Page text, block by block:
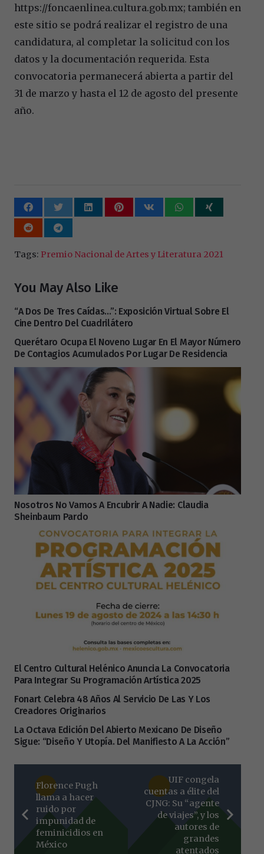
https://foncaenlinea.cultura.gob.mx; también en
este sitio se podrá realizar el registro de una
candidatura, al completar la solicitud con los
datos y la documentación requerida. Esta
convocatoria permanecerá abierta a partir del
31 de marzo y hasta el 12 de agosto del presente
año.
Tags: Premio Nacional de Artes y Literatura 2021
You May Also Like
“A Dos De Tres Caídas…”: Exposición Virtual Sobre El
Cine Dentro Del Cuadrilátero
Querétaro Ocupa El Noveno Lugar En El Mayor Número
De Contagios Acumulados Por Lugar De Residencia
Nosotros No Vamos A Encubrir A Nadie: Claudia
Sheinbaum Pardo
El Centro Cultural Helénico Anuncia La Convocatoria
Para Integrar Su Programación Artística 2025
Fonart Celebra 48 Años Al Servicio De Las Y Los
Creadores Originarios
La Octava Edición Del Abierto Mexicano De Diseño
Sigue: “Diseño Y Utopía. Del Manifiesto A La Acción”
Florence Pugh
llama a hacer
ruido por
impunidad de
feminicidios en
México
UIF congela
cuentas a élite del
CJNG: Su “agente
de viajes”, y los
autores de
grandes
atentados